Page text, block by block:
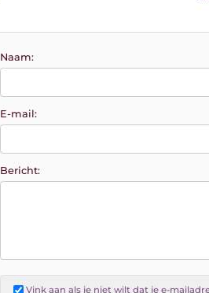
Naam:
E-mail:
Bericht:
Vink aan als je nietwilt dat je e-